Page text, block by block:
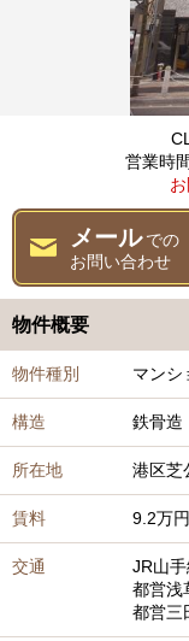
営業時
メール での
お問い合わせ
物件概要
物件種別 マンシ
構造 鉄骨造
所在地 港区芝
賃料 9.2万
交通 JR山手
都営浅
都営三